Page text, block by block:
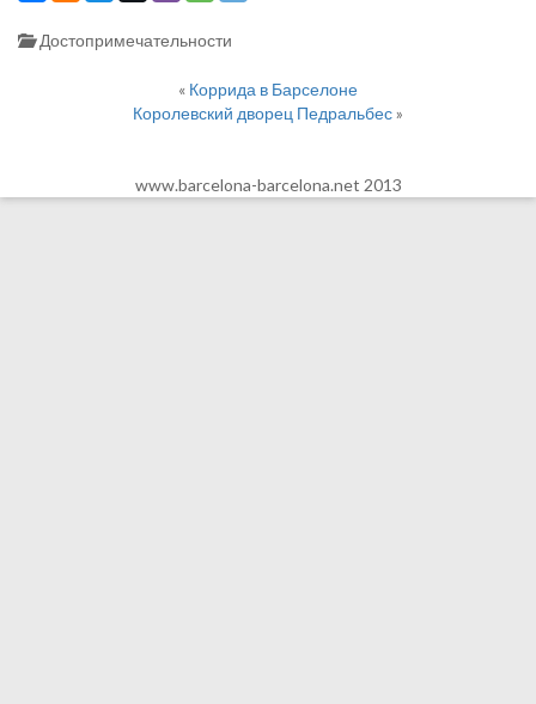
Достопримечательности
« Коррида в Барселоне
Королевский дворец Педральбес»
www.barcelona-barcelona.net 2013